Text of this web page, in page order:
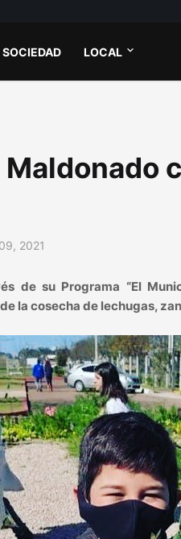
SOCIEDAD LOCAL
2021
de su Programa “El
la cosecha de lechugas,